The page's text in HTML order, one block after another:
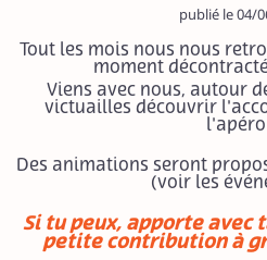
publié le 04/
Tout les mois nous nous
moment
Viens avec nous, autour
victuailles découvrir
Des animations seront
(voir les
Si tu peux, apporte avec
petite contribution à